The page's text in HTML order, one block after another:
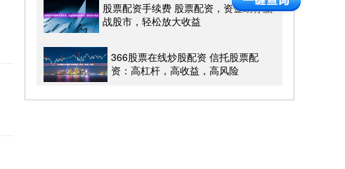
股票配资手续费 股票配资，资金助你赢
战股市，轻松放大收益
366股票在线炒股配资 信托股票配
资：高杠杆，高收益，高风险